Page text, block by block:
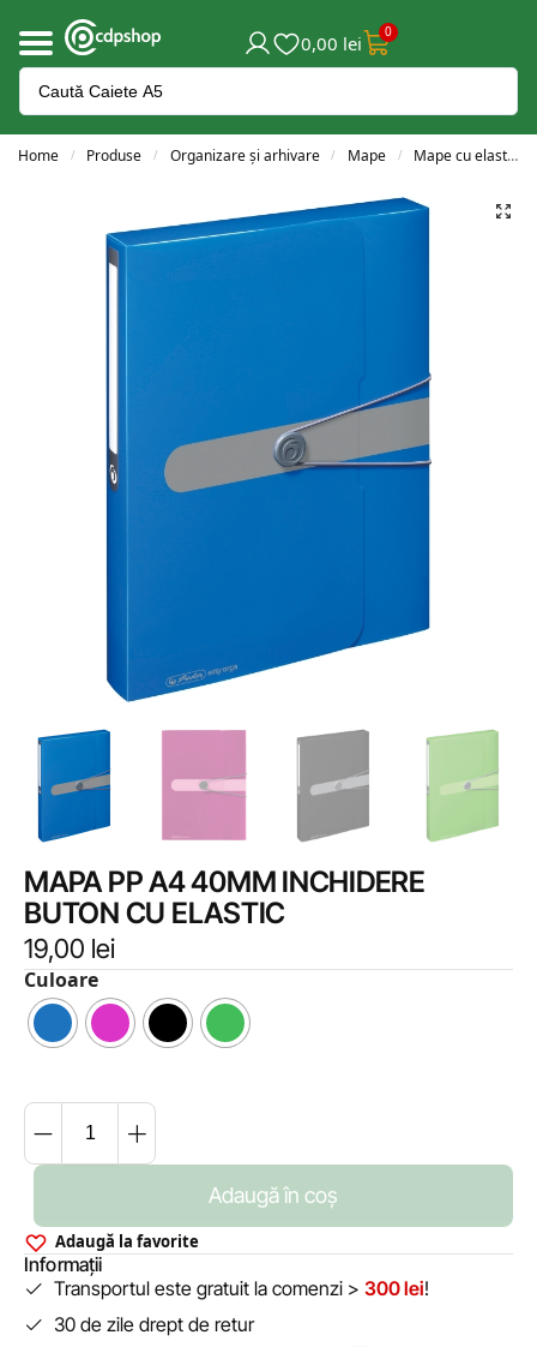
0,00 lei 0
Home / Produse / Organizare și arhivare / Mape / Mape cu elastic
MAPA PP A4 40MM INCHIDERE
BUTON CU ELASTIC
19,00 lei
Culoare
Adaugă în coș
Adaugă la favorite
Informații
Transportul este gratuit la comenzi > 300 lei!
30 de zile drept de retur